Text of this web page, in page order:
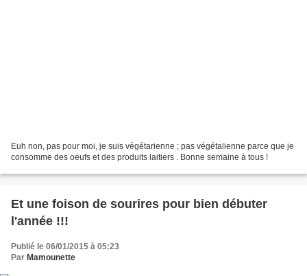
Euh non, pas pour moi, je suis végétarienne ; pas végétalienne parce que je
consomme des oeufs et des produits laitiers . Bonne semaine à tous !
Et une foison de sourires pour bien débuter
l'année !!!
Publié le 06/01/2015 à 05:23
Par Mamounette